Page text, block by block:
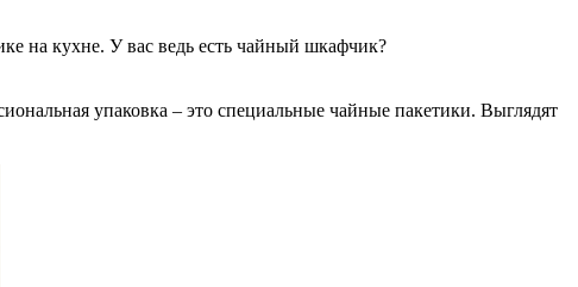
на кухне. У вас ведь есть чайный шкафчик?
упаковка – это специальные чайные пакетики. Выглядят